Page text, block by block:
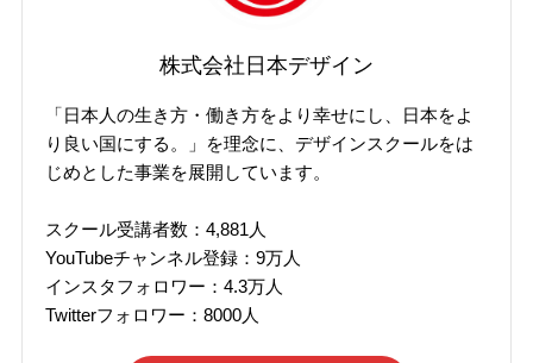
株式会社日本デザイン
「日本人の生き方・働き方をより幸せにし、日本をよ
り良い国にする。」を理念に、デザインスクールをは
じめとした事業を展開しています。
スクール受講者数：4,881人
YouTubeチャンネル登録：9万人
インスタフォロワー：4.3万人
Twitterフォロワー：8000人